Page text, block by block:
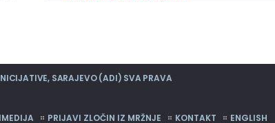
SARAJEVO (ADI) SVA PRAVA
PRIJAVI ZLOČIN IZ MRŽNJE KONTAKT ENGLISH